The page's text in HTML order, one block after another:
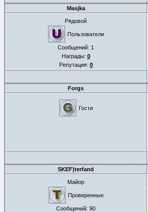
Masjka
Рядовой
Пользователи
Сообщений: 1
Награды: 0
Репутация: 0
Forgs
Гости
SKEF)terfand
Майор
Проверенные
Сообщений: 90